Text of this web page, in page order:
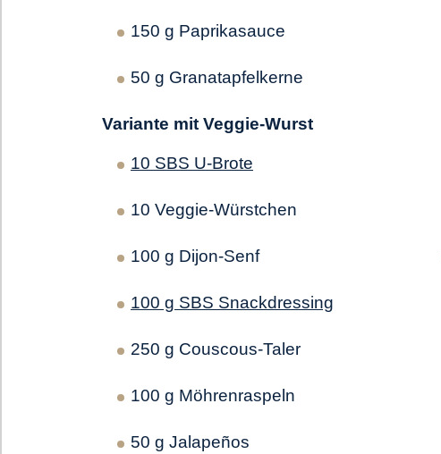
150 g Paprikasauce
50 g Granatapfelkerne
Variante mit Veggie-Wurst
10 SBS U-Brote
10 Veggie-Würstchen
100 g Dijon-Senf
100 g SBS Snackdressing
250 g Couscous-Taler
100 g Möhrenraspeln
50 g Jalapeños